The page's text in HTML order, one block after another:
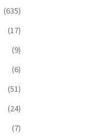
(635)
(17)
(9)
(6)
(51)
(24)
(7)